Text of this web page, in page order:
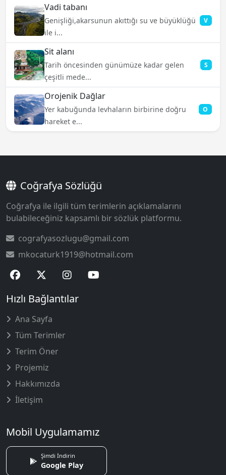
Vadi tabanı
Genişliği,akarsunun akıttığı su ve büyüklüğü
ile i...
V
Sit alanı
Tarih öncesinden günümüze kadar gelen
çeşitli mede...
S
Orojenik Dağlar
Yer kabuğunda levhaların birbirine doğru
hareket e...
O
Coğrafya Sözlüğü
Coğrafya ile ilgili tüm terimlerin açıklamalarını
bulabileceğiniz kapsamlı bir sözlük platformu.
cografyasozlugu@gmail.com
mkocaturk1919@hotmail.com
Hızlı Bağlantılar
Ana Sayfa
Tüm Terimler
Terim Öner
Projemiz
Hakkımızda
İletişim
Mobil Uygulamamız
Şimdi İndirin
Google Play